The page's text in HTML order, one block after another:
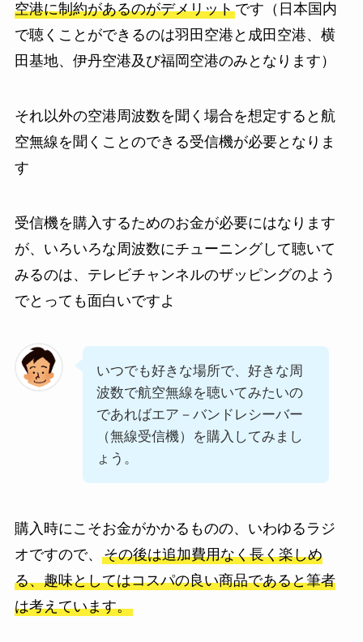
空港に制約があるのがデメリットです（日本国内
で聴くことができるのは羽田空港と成田空港、横
田基地、伊丹空港及び福岡空港のみとなります）
それ以外の空港周波数を聞く場合を想定すると航
空無線を聞くことのできる受信機が必要となりま
す
受信機を購入するためのお金が必要にはなります
が、いろいろな周波数にチューニングして聴いて
みるのは、テレビチャンネルのザッピングのよう
でとっても面白いですよ
いつでも好きな場所で、好きな周
波数で航空無線を聴いてみたいの
であればエア－バンドレシーバー
（無線受信機）を購入してみまし
ょう。
購入時にこそお金がかかるものの、いわゆるラジ
オですので、 その後は追加費用なく長く楽しめ
る、趣味としてはコスパの良い商品であると筆者
は考えています。